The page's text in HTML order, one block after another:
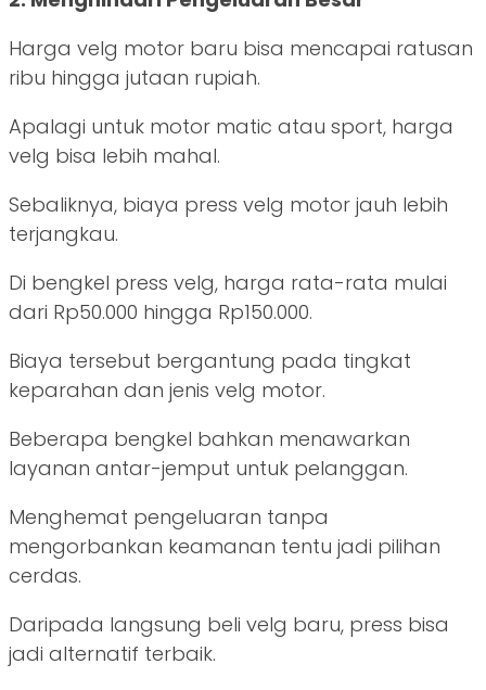
Harga velg motor baru bisa mencapai ratusan
ribu hingga jutaan rupiah.
Apalagi untuk motor matic atau sport, harga
velg bisa lebih mahal.
Sebaliknya, biaya press velg motor jauh lebih
terjangkau.
Di bengkel press velg, harga rata-rata mulai
dari Rp50.000 hingga Rp150.000.
Biaya tersebut bergantung pada tingkat
keparahan dan jenis velg motor.
Beberapa bengkel bahkan menawarkan
layanan antar-jemput untuk pelanggan.
Menghemat pengeluaran tanpa
mengorbankan keamanan tentu jadi pilihan
cerdas.
Daripada langsung beli velg baru, press bisa
jadi alternatif terbaik.